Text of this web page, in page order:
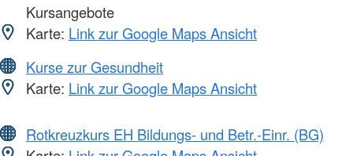
Kursangebote
Karte: Link zur Google Maps Ansicht
Kurse zur Gesundheit
Karte: Link zur Google Maps Ansicht
Rotkreuzkurs EH Bildungs- und Betr.-Einr. (BG)